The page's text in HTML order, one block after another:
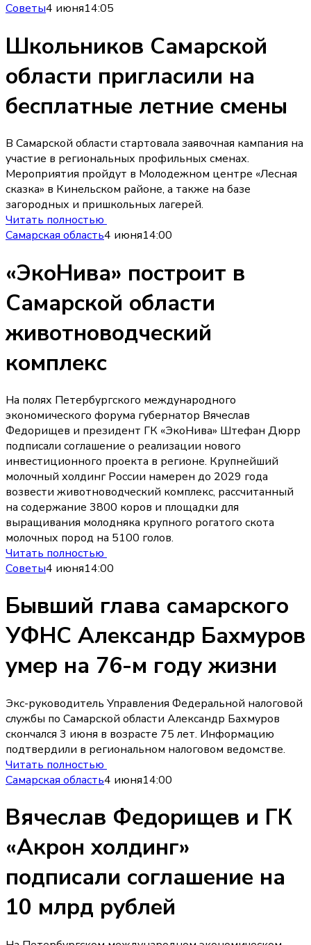
Советы4 июня14:05
Школьников Самарской
области пригласили на
бесплатные летние смены
В Самарской области стартовала заявочная кампания на
участие в региональных профильных сменах.
Мероприятия пройдут в Молодежном центре «Лесная
сказка» в Кинельском районе, а также на базе
загородных и пришкольных лагерей.
Читать полностью
Самарская область4 июня14:00
«ЭкоНива» построит в
Самарской области
животноводческий
комплекс
На полях Петербургского международного
экономического форума губернатор Вячеслав
Федорищев и президент ГК «ЭкоНива» Штефан Дюрр
подписали соглашение о реализации нового
инвестиционного проекта в регионе. Крупнейший
молочный холдинг России намерен до 2029 года
возвести животноводческий комплекс, рассчитанный
на содержание 3800 коров и площадки для
выращивания молодняка крупного рогатого скота
молочных пород на 5100 голов.
Читать полностью
Советы4 июня14:00
Бывший глава самарского
УФНС Александр Бахмуров
умер на 76-м году жизни
Экс-руководитель Управления Федеральной налоговой
службы по Самарской области Александр Бахмуров
скончался 3 июня в возрасте 75 лет. Информацию
подтвердили в региональном налоговом ведомстве.
Читать полностью
Самарская область4 июня14:00
Вячеслав Федорищев и ГК
«Акрон холдинг»
подписали соглашение на
10 млрд рублей